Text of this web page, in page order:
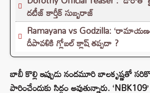
దటీజ్ కార్తీక్ సుబ్బరాజ్
Ramayana vs Godzilla:
దీపావళికి గ్లోబల్ క్లాష్ తప్పదా ?
బాబీ కొల్లి ఇప్పుడు నందమూరి బాలకృష్ణతో
పారించేందుకు సిద్దం అవుతున్నారు.